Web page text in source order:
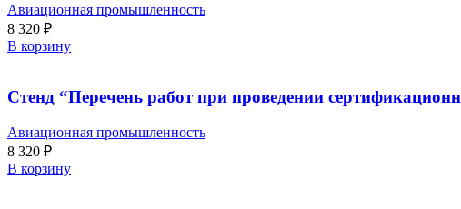
Авиационная промышленность
8 320 ₽
В корзину
Стенд “Перечень работ при проведении
Авиационная промышленность
8 320 ₽
В корзину